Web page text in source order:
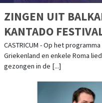
ZINGEN UIT
KANTADO
MAART 2026
CASTRICUM - Op het
Griekenland en enkele Roma
gezongen in de [...]